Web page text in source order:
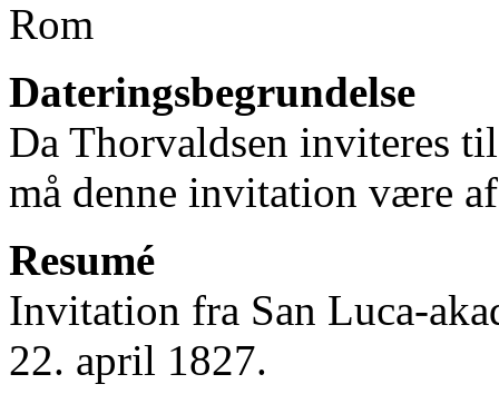
Rom
Dateringsbegrundelse
Da Thorvaldsen inviteres
må denne invitation være
Resumé
Invitation fra San Luca-
22. april 1827.